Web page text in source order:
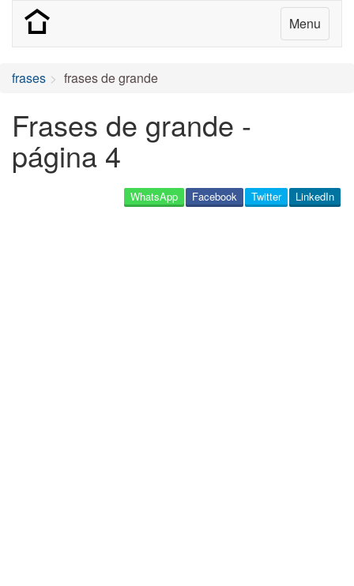
Menu
frases frases de grande
Frases de grande -
página 4
LinkedIn
Twitter
Facebook
WhatsApp